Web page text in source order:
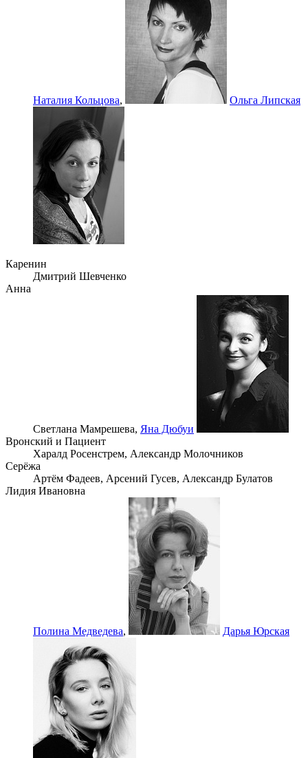
Наталия Кольцова, Ольга Липская
Каренин
Дмитрий Шевченко
Анна
Светлана Мамрешева, Яна Дюбуи
Вронский и Пациент
Харалд Росенстрем, Александр Молочников
Серёжа
Артём Фадеев, Арсений Гусев, Александр Булатов
Лидия Ивановна
Полина Медведева, Дарья Юрская